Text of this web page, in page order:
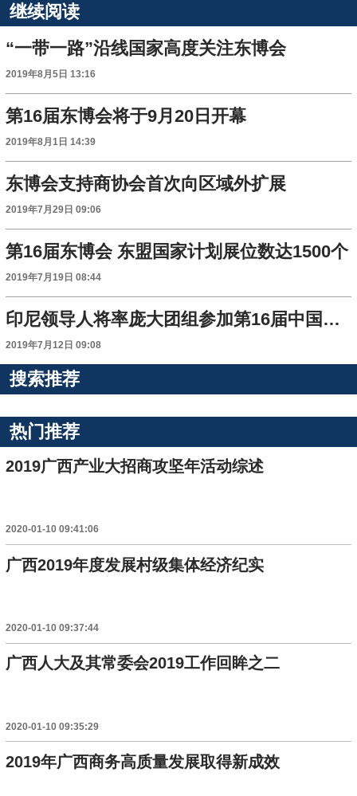
继续阅读
“一带一路”沿线国家高度关注东博会
2019年8月5日 13:16
第16届东博会将于9月20日开幕
2019年8月1日 14:39
东博会支持商协会首次向区域外扩展
2019年7月29日 09:06
第16届东博会 东盟国家计划展位数达1500个
2019年7月19日 08:44
印尼领导人将率庞大团组参加第16届中国—东盟博览会
2019年7月12日 09:08
搜索推荐
热门推荐
2019广西产业大招商攻坚年活动综述
2020-01-10 09:41:06
广西2019年度发展村级集体经济纪实
2020-01-10 09:37:44
广西人大及其常委会2019工作回眸之二
2020-01-10 09:35:29
2019年广西商务高质量发展取得新成效